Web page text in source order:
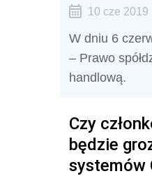
10 cze 2019
W dniu 6
– Prawo
handlową.
Czy
będzie
systemów